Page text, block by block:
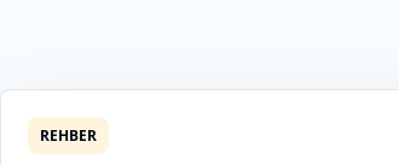
REHBER